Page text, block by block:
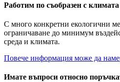
Работим по съобразен с
С много конкретни екологични
ограничаване до минимум
среда и климата.
Повече информация може да
Имате въпроси относно